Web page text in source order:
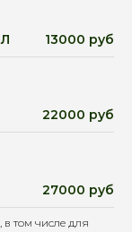
13000 руб
22000 руб
27000 руб
том числе для